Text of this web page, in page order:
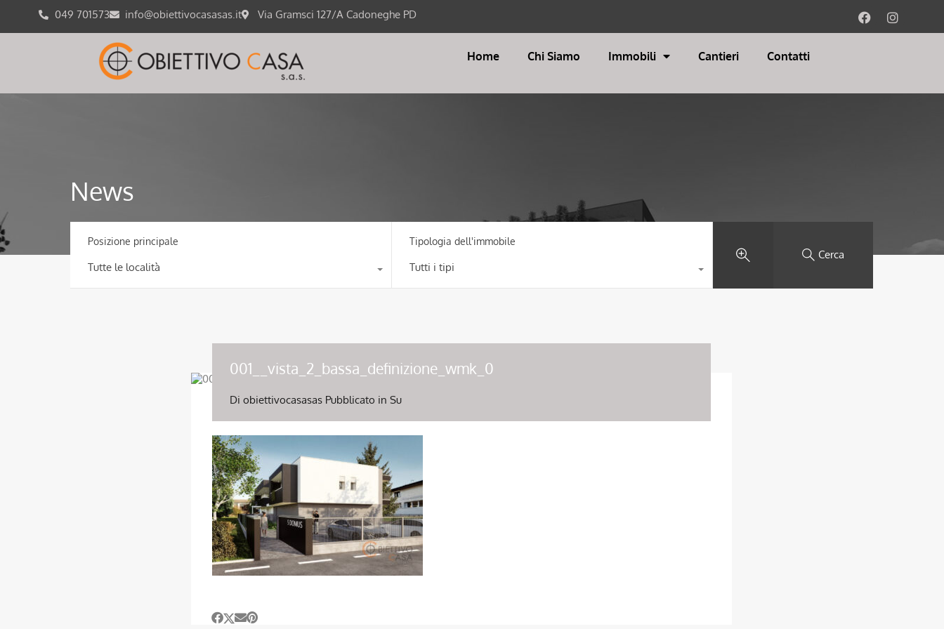
049 701573 info@obiettivocasasas.it Via Gramsci 127/A Cadoneghe PD
Home Chi Siamo Immobili Cantieri Contatti
News
Posizione principale
Tutte le località
Tipologia dell'immobile
Tutti i tipi
Cerca
001__vista_2_bassa_definizione_wmk_0
Di obiettivocasasasPubblicato in Su